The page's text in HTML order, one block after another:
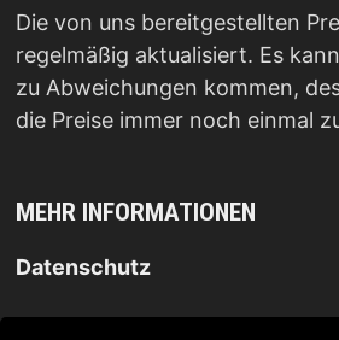
Die von uns bereitgestellten
regelmäßig aktualisiert. Es
zu Abweichungen kommen,
die Preise immer noch einmal
MEHR INFORMATIONEN
Datenschutz